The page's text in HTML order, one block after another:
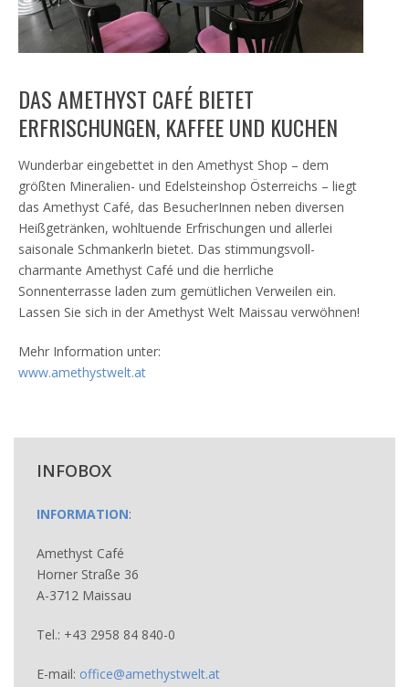
DAS AMETHYST CAFÉ BIETET
ERFRISCHUNGEN, KAFFEE UND KUCHEN
Wunderbar eingebettet in den Amethyst Shop – dem
größten Mineralien- und Edelsteinshop Österreichs – liegt
das Amethyst Café, das BesucherInnen neben diversen
Heißgetränken, wohltuende Erfrischungen und allerlei
saisonale Schmankerln bietet. Das stimmungsvoll-
charmante Amethyst Café und die herrliche
Sonnenterrasse laden zum gemütlichen Verweilen ein.
Lassen Sie sich in der Amethyst Welt Maissau verwöhnen!
Mehr Information unter:
www.amethystwelt.at
INFOBOX
INFORMATION:
Amethyst Café
Horner Straße 36
A-3712 Maissau
Tel.: +43 2958 84 840-0
E-mail: office@amethystwelt.at